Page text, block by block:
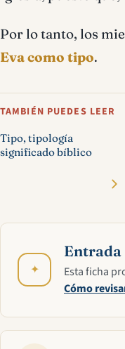
Por lo tanto, los
Eva como tipo.
TAMBIÉN PUEDES LEER
Tipo, tipología
significado bíblico
✦
Esta ficha
Cómo